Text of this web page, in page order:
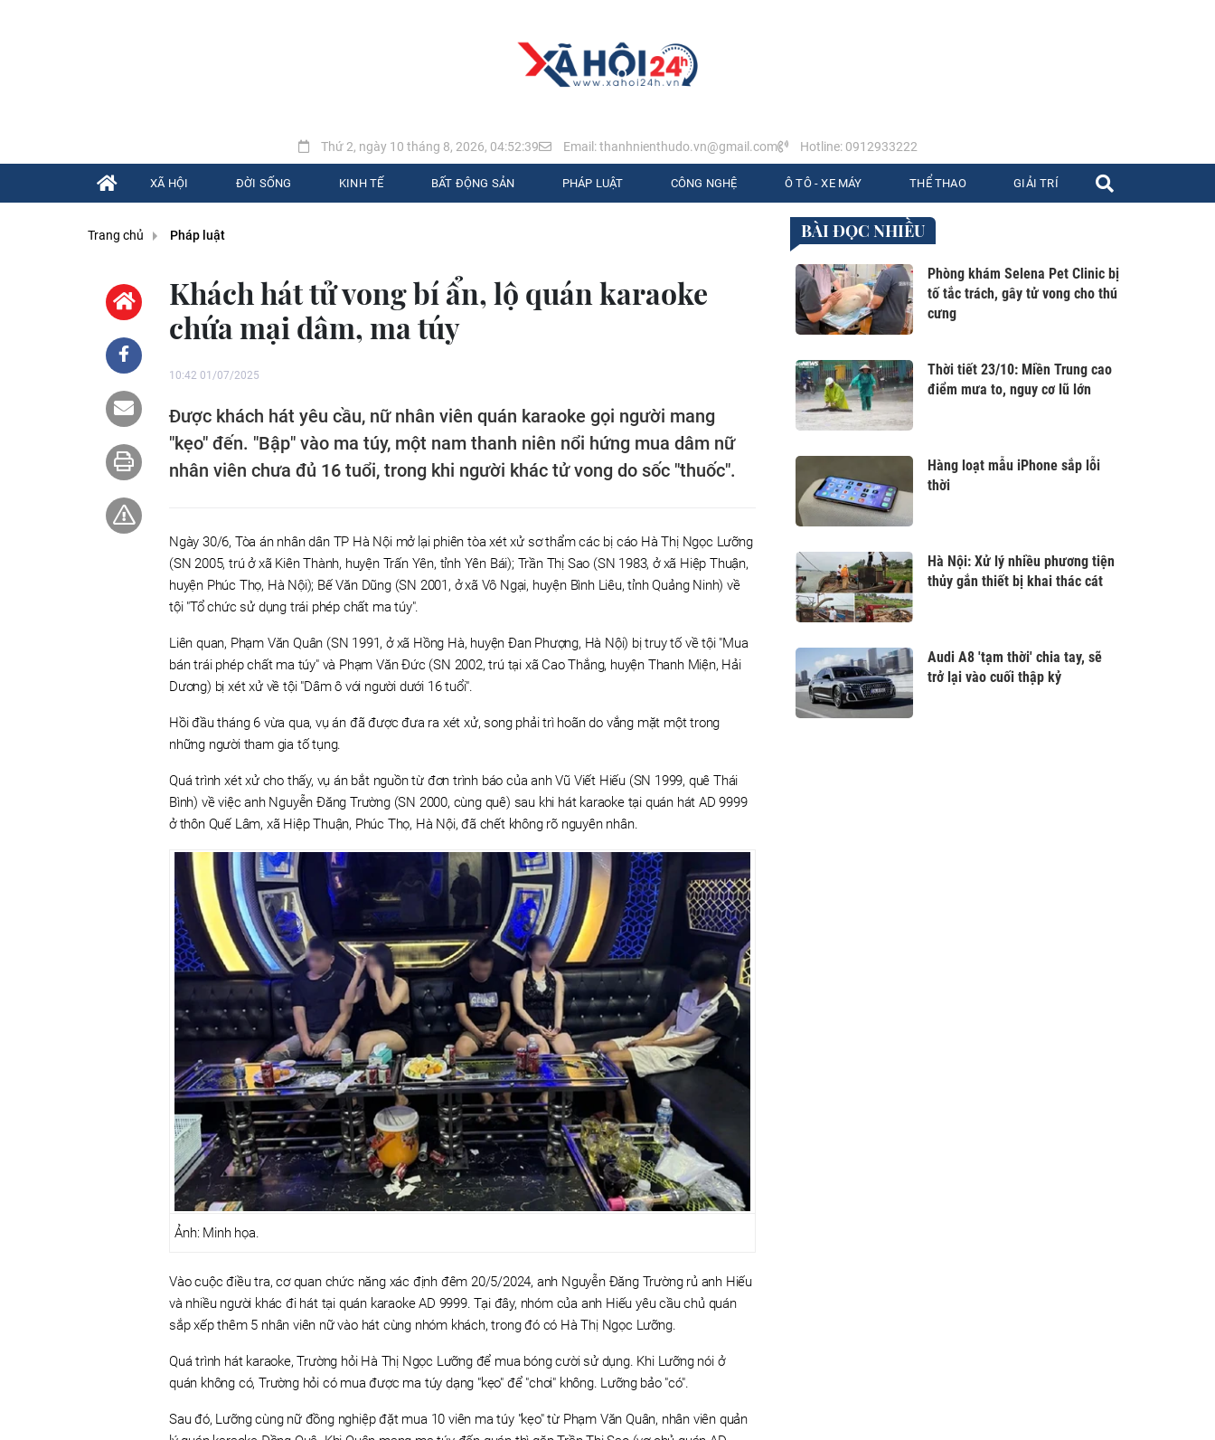
Thứ 2, ngày 10 tháng 8, 2026, 04:52:40 Email: thanhnienthudo.vn@gmail.com Hotline: 0912933222
XÃ HỘI ĐỜI SỐNG KINH TẾ BẤT ĐỘNG SẢN PHÁP LUẬT CÔNG NGHỆ Ô TÔ - XE MÁY THỂ THAO GIẢI TRÍ
Trang chủ Pháp luật
Khách hát tử vong bí ẩn, lộ quán karaoke
chứa mại dâm, ma túy
10:42 01/07/2025
Được khách hát yêu cầu, nữ nhân viên quán karaoke gọi người mang
"kẹo" đến. "Bập" vào ma túy, một nam thanh niên nổi hứng mua dâm nữ
nhân viên chưa đủ 16 tuổi, trong khi người khác tử vong do sốc "thuốc".
Ngày 30/6, Tòa án nhân dân TP Hà Nội mở lại phiên tòa xét xử sơ thẩm các bị cáo Hà Thị Ngọc Lưỡng
(SN 2005, trú ở xã Kiên Thành, huyện Trấn Yên, tỉnh Yên Bái); Trần Thị Sao (SN 1983, ở xã Hiệp Thuận,
huyện Phúc Thọ, Hà Nội); Bế Văn Dũng (SN 2001, ở xã Vô Ngại, huyện Bình Liêu, tỉnh Quảng Ninh) về
tội "Tổ chức sử dụng trái phép chất ma túy".
Liên quan, Phạm Văn Quân (SN 1991, ở xã Hồng Hà, huyện Đan Phượng, Hà Nội) bị truy tố về tội "Mua
bán trái phép chất ma túy" và Phạm Văn Đức (SN 2002, trú tại xã Cao Thắng, huyện Thanh Miện, Hải
Dương) bị xét xử về tội "Dâm ô với người dưới 16 tuổi".
Hồi đầu tháng 6 vừa qua, vụ án đã được đưa ra xét xử, song phải trì hoãn do vắng mặt một trong
những người tham gia tố tụng.
Quá trình xét xử cho thấy, vụ án bắt nguồn từ đơn trình báo của anh Vũ Viết Hiếu (SN 1999, quê Thái
Bình) về việc anh Nguyễn Đăng Trường (SN 2000, cùng quê) sau khi hát karaoke tại quán hát AD 9999
ở thôn Quế Lâm, xã Hiệp Thuận, Phúc Thọ, Hà Nội, đã chết không rõ nguyên nhân.
Ảnh: Minh họa.
Vào cuộc điều tra, cơ quan chức năng xác định đêm 20/5/2024, anh Nguyễn Đăng Trường rủ anh Hiếu
và nhiều người khác đi hát tại quán karaoke AD 9999. Tại đây, nhóm của anh Hiếu yêu cầu chủ quán
sắp xếp thêm 5 nhân viên nữ vào hát cùng nhóm khách, trong đó có Hà Thị Ngọc Lưỡng.
Quá trình hát karaoke, Trường hỏi Hà Thị Ngọc Lưỡng để mua bóng cười sử dụng. Khi Lưỡng nói ở
quán không có, Trường hỏi có mua được ma túy dạng "kẹo" để "chơi" không. Lưỡng bảo "có".
Sau đó, Lưỡng cùng nữ đồng nghiệp đặt mua 10 viên ma túy "kẹo" từ Phạm Văn Quân, nhân viên quản
BÀI ĐỌC NHIỀU
Phòng khám Selena Pet Clinic bị
tố tắc trách, gây tử vong cho thú
cưng
Thời tiết 23/10: Miền Trung cao
điểm mưa to, nguy cơ lũ lớn
Hàng loạt mẫu iPhone sắp lỗi
thời
Hà Nội: Xử lý nhiều phương tiện
thủy gắn thiết bị khai thác cát
Audi A8 'tạm thời' chia tay, sẽ
trở lại vào cuối thập kỷ